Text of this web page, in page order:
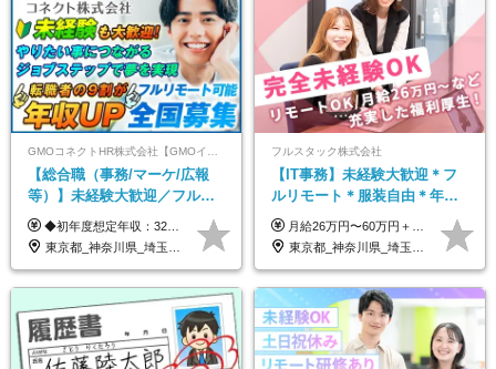
【総合職（事務/マーケ/広報
等）】未経験大歓迎／フルリ
モ可で全国募集！年収アップ
多数★年休最大130日★
◆初年度想定年収：320万円〜840万円 【関東／一都三県】月給24万円〜70万円 【関西・東海地方】月給23万円〜65万円 【その他の地方等】月給22万円〜60万円 ※ご経験・スキル・前職給与などを考慮の上決定いたします。 ◉固定残業代制（固定残業代10,000円含） 固定残業代は7時間分・時間超過分は追加支給 ≪月給例≫ ・月給54万円（29歳／入社3年目） ・月給38万円（26歳／入社2年目） ・月給28万円（24歳／入社1年目） ※試用期間は6ヶ月で、その間の雇用形態は契約社員です。そのほかの条件に変更はありません。
東京都_神奈川県_埼玉県_千葉県_大阪府_愛知県_北海道_青森県_岩手県_宮城県_秋田県_山形県_福島県_茨城県_栃木県_群馬県_新潟県_山梨県_長野県_富山県_石川県_福井県_静岡県_岐阜県_三重県_兵庫県_京都府_滋賀県_奈良県_和歌山県_広島県_岡山県_鳥取県_島根県_山口県_徳島県_香川県_愛媛県_高知県_福岡県_熊本県_佐賀県_長崎県_大分県_宮崎県_鹿児島県_沖縄県
フルスタック株式会社
【IT事務】未経験大歓迎＊フ
ルリモート＊服装自由＊年休
125日以上＊残業なし＊月給26
万円以上
月給26万円〜60万円＋諸手当＋インセンティブ（２種）＋賞与 ★Point 設立から9ヶ月で全社員2万円の昇給実績 ※成果はしっかりと還元いたします！ ★Point 100％年収UPでの待遇提示も可能！ ※経験者であれば、100％年収アップも実現可能です。 ※試用期間最大2ヶ月/月給22万円〜
東京都_神奈川県_埼玉県_千葉県_茨城県